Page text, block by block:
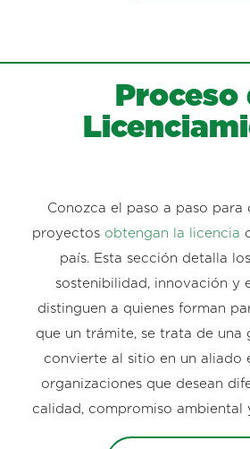
Proceso
Conozca el paso a paso para
proyectos obtengan la licencia
país. Esta sección detalla
sostenibilidad, innovación y
distinguen a quienes forman
que un trámite, se trata de una
convierte al sitio en un aliado
organizaciones que desean
calidad, compromiso ambiental